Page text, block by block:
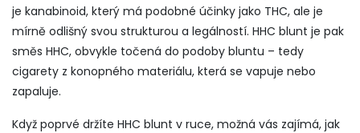
je kanabinoid, který má podobné účinky jako THC, ale je
mírně odlišný svou strukturou a legálností. HHC blunt je pak
směs HHC, obvykle točená do podoby bluntu – tedy
cigarety z konopného materiálu, která se vapuje nebo
zapaluje.
Když poprvé držíte HHC blunt v ruce, možná vás zajímá, jak